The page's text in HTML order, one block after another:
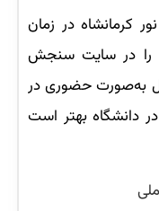
کرمانشاه در زمان
را در سایت سنجش
به‌صورت حضوری در
دانشگاه بهتر است